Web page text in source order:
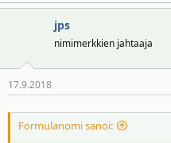
tulkitsemista rasimiksi) tai
jps
nimimerkkien jahtaaja
17.9.2018
Formulanomi sanoi: